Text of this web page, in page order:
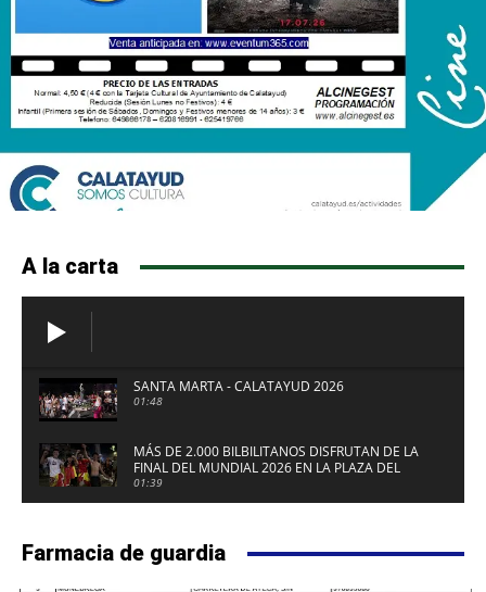
A la carta
SANTA MARTA - CALATAYUD 2026
01:48
MÁS DE 2.000 BILBILITANOS DISFRUTAN DE LA
FINAL DEL MUNDIAL 2026 EN LA PLAZA DEL
FUERTE DE CALATAYUD
01:39
Farmacia de guardia